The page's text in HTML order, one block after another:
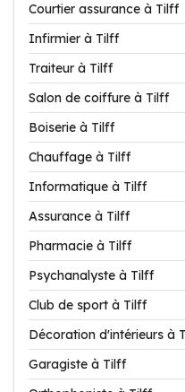
Courtier assurance à Tilff
Infirmier à Tilff
Traiteur à Tilff
Salon de coiffure à Tilff
Boiserie à Tilff
Chauffage à Tilff
Informatique à Tilff
Assurance à Tilff
Pharmacie à Tilff
Psychanalyste à Tilff
Club de sport à Tilff
Décoration d'intérieurs à
Garagiste à Tilff